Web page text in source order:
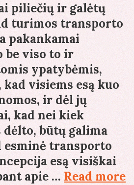
piliečių ir galėtų
turimos transporto
pakankamai
be viso to ir
ypatybėmis,
visiems esą kuo
ir dėl jų
kad nei kiek
būtų galima
esminė transporto
esą visiškai
apie … Read more